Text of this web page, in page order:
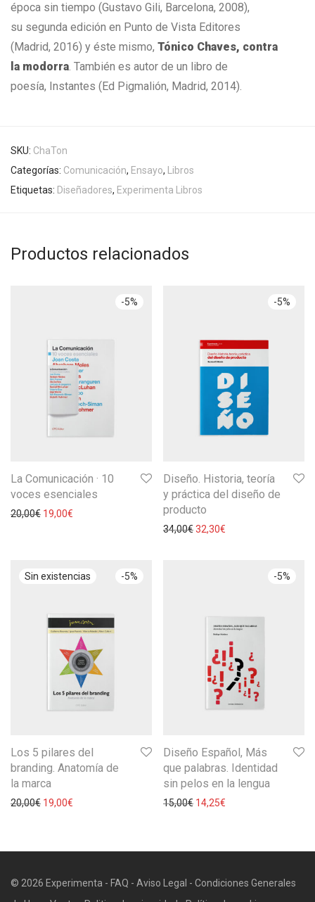
época sin tiempo (Gustavo Gili, Barcelona, 2008),
su segunda edición en Punto de Vista Editores
(Madrid, 2016) y éste mismo, Tónico Chaves, contra
la modorra. También es autor de un libro de
poesía, Instantes (Ed Pigmalión, Madrid, 2014).
SKU: ChaTon
Categorías: Comunicación, Ensayo, Libros
Etiquetas: Diseñadores, Experimenta Libros
Productos relacionados
-5%
La Comunicación · 10
voces esenciales
20,00€ 19,00€
-5%
Diseño. Historia, teoría
y práctica del diseño de
producto
34,00€32,30€
-5%
Los 5 pilares del
branding. Anatomía de
la marca
20,00€ 19,00€
-5%
Diseño Español, Más
que palabras. Identidad
sin pelos en la lengua
15,00€ 14,25€
© 2026 Experimenta - FAQ - Aviso Legal - Condiciones Generales